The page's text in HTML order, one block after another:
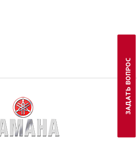
ЗАДАТЬ ВОПРОС